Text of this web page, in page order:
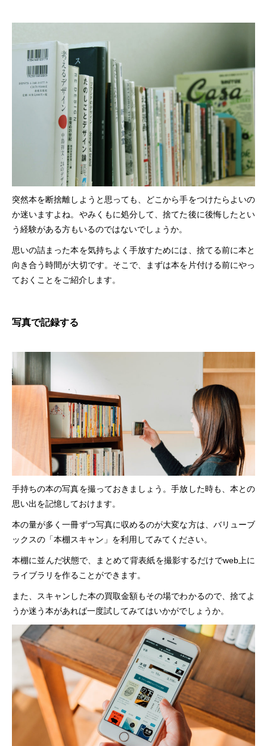
突然本を断捨離しようと思っても、どこから手をつけたらよいの
か迷いますよね。やみくもに処分して、捨てた後に後悔したとい
う経験がある方もいるのではないでしょうか。
思いの詰まった本を気持ちよく手放すためには、捨てる前に本と
向き合う時間が大切です。そこで、まずは本を片付ける前にやっ
ておくことをご紹介します。
写真で記録する
手持ちの本の写真を撮っておきましょう。手放した時も、本との
思い出を記憶しておけます。
本の量が多く一冊ずつ写真に収めるのが大変な方は、バリューブ
ックスの「本棚スキャン」を利用してみてください。
本棚に並んだ状態で、まとめて背表紙を撮影するだけでweb上に
ライブラリを作ることができます。
また、スキャンした本の買取金額もその場でわかるので、捨てよ
うか迷う本があれば一度試してみてはいかがでしょうか。